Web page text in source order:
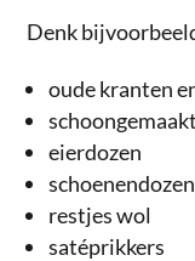
Denk
oude kranten
eierdozen
schoenendozen
restjes wol
satéprikkers